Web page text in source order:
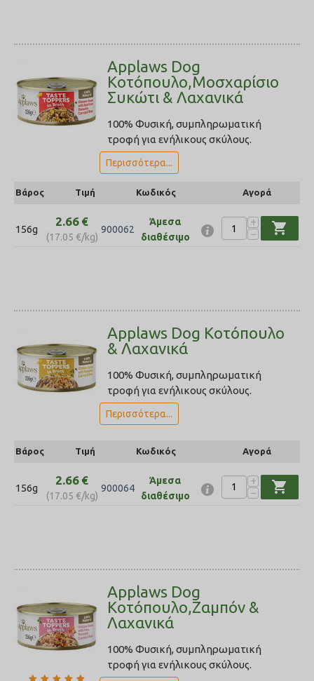
Applaws Dog
Κοτόπουλο,Μοσχαρίσιο
Συκώτι & Λαχανικά
100% Φυσική, συμπληρωματική
τροφή για ενήλικους σκύλους.
Περισσότερα...
Βάρος Τιμή Κωδικός Αγορά
156g
2.66 €
(17.05 €/kg)
900062
Άμεσα
διαθέσιμο
+
−
shopping_cart
Applaws Dog Κοτόπουλο
& Λαχανικά
100% Φυσική, συμπληρωματική
τροφή για ενήλικους σκύλους.
Περισσότερα...
Βάρος Τιμή Κωδικός Αγορά
156g
2.66 €
(17.05 €/kg)
900064
Άμεσα
διαθέσιμο
+
−
shopping_cart
Applaws Dog
Κοτόπουλο,Ζαμπόν &
Λαχανικά
100% Φυσική, συμπληρωματική
τροφή για ενήλικους σκύλους.